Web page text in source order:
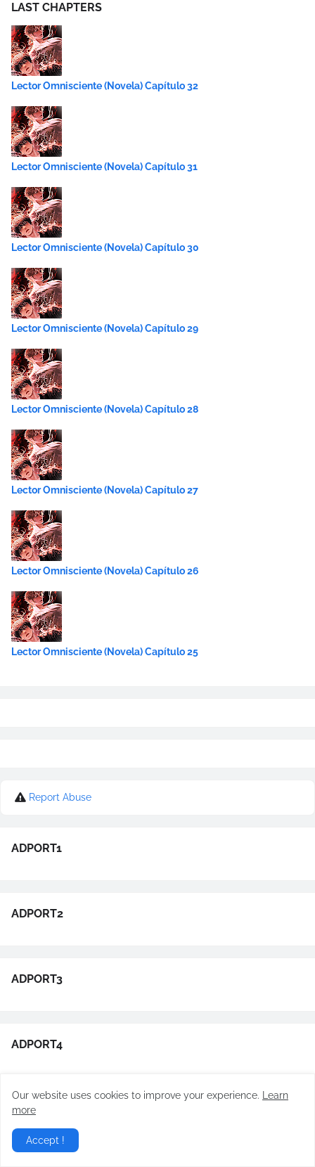
LAST CHAPTERS
Lector Omnisciente (Novela) Capítulo 32
Lector Omnisciente (Novela) Capítulo 31
Lector Omnisciente (Novela) Capítulo 30
Lector Omnisciente (Novela) Capítulo 29
Lector Omnisciente (Novela) Capítulo 28
Lector Omnisciente (Novela) Capítulo 27
Lector Omnisciente (Novela) Capítulo 26
Lector Omnisciente (Novela) Capítulo 25
Report Abuse
ADPORT1
ADPORT2
ADPORT3
ADPORT4
We're a community of enthusiasts dedicated to translating fan
Our website uses cookies to improve your experience.
Learn
more
Accept !